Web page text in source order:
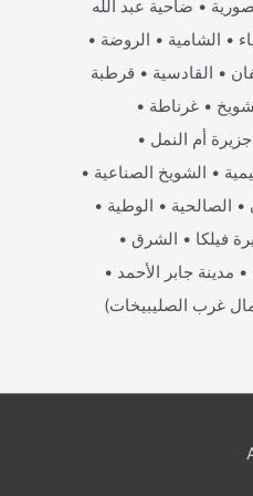
• ضاحية عبد الله
• الشامية • الروضة •
• القادسية • قرطبة
• غرناطة •
أم النمل •
• الشويخ الصناعية •
الصالحية • الوطية •
فيلكا • الشرق •
مدينة جابر الأحمد •
غرب الصليبيخات)